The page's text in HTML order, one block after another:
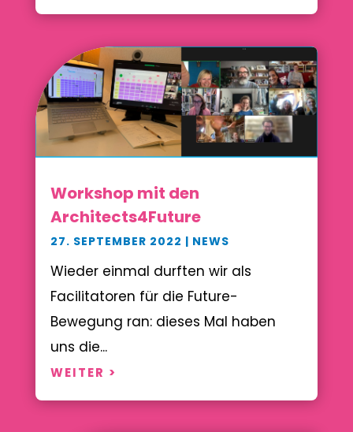
Workshop mit den
Architects4Future
27. SEPTEMBER 2022 | NEWS
Wieder einmal durften wir als
Facilitatoren für die Future-
Bewegung ran: dieses Mal haben
uns die...
WEITER >